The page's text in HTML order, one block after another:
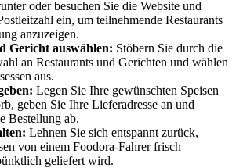
oder besuchen Sie die Website und
ein, um teilnehmende Restaurants
anzuzeigen.
Gericht auswählen: Stöbern Sie durch die
an Restaurants und Gerichten und wählen
aus.
Legen Sie Ihre gewünschten Speisen
geben Sie Ihre Lieferadresse an und
Bestellung ab.
Lehnen Sie sich entspannt zurück,
von einem Foodora-Fahrer frisch
geliefert wird.